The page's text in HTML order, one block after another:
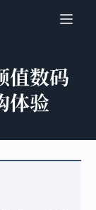
值数码
体验